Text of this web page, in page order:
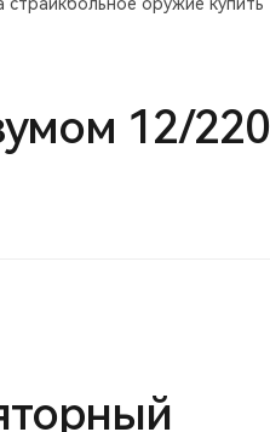
12/220